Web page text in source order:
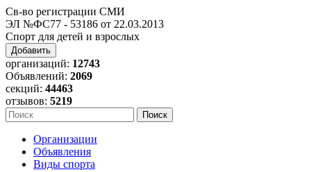
Св-во регистрации СМИ
ЭЛ №ФС77 - 53186 от 22.03.2013
Спорт для детей и взрослых
Добавить
организаций: 12743
Объявлений: 2069
секций: 44463
отзывов: 5219
Организации
Объявления
Виды спорта